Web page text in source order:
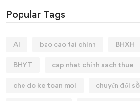
Popular Tags
AI bao cao tai chinh BHXH
BHYT cap nhat chinh sach thue
che do ke toan moi chuyển đổi số